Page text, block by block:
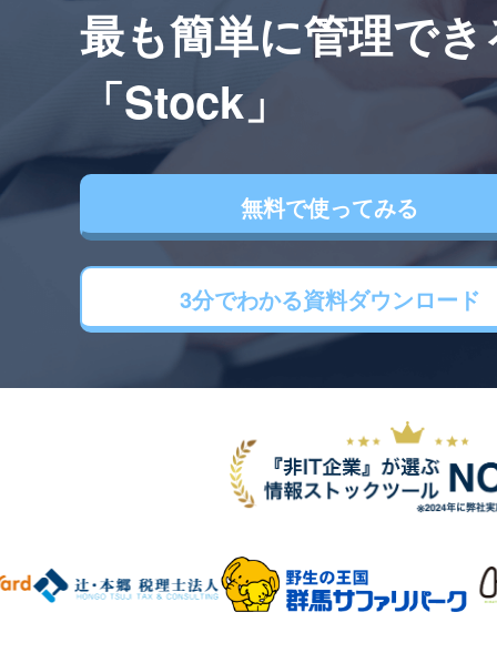
最も簡単に管理で
「Stock」
無料で使ってみる
3分でわかる資料ダウンロード